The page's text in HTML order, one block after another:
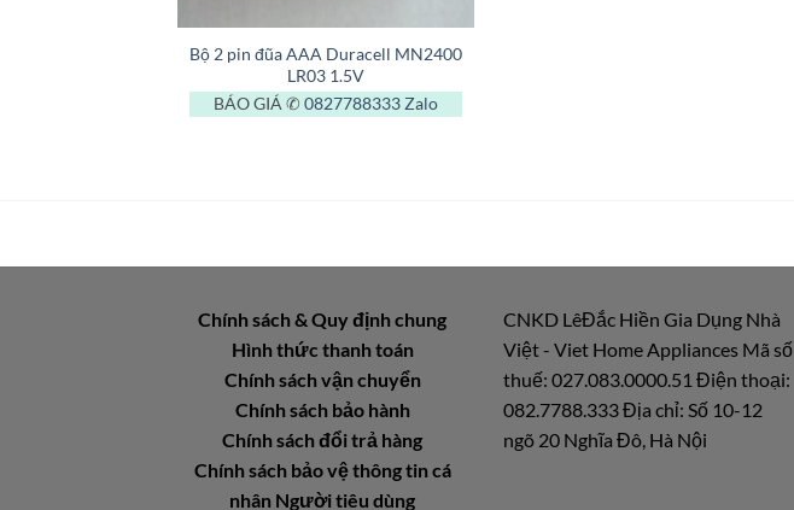
Bộ 2 pin đũa AAA Duracell MN2400
LR03 1.5V
BÁO GIÁ ✆0827788333 Zalo
Chính sách & Quy định chung
Hình thức thanh toán
Chính sách vận chuyển
Chính sách bảo hành
Chính sách đổi trả hàng
Chính sách bảo vệ thông tin cá
nhân Người tiêu dùng
CNKD LêĐắc Hiền Gia Dụng Nhà
Việt - Viet Home Appliances Mã số
thuế: 027.083.0000.51 Điện thoại:
082.7788.333 Địa chỉ: Số 10-12
ngõ 20 Nghĩa Đô, Hà Nội